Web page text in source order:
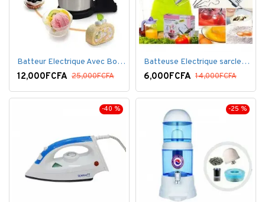
Batteur Electrique Avec Bol en inox
12,000FCFA 25,000FCFA
Batteuse Electrique sarclette à main– 7 vitesses
6,000FCFA 14,000FCFA
-40 % -25 %